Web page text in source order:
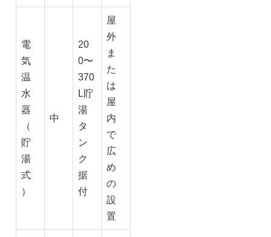
電
気
温
水
器
（
貯
湯
式
）
中
20
0〜
370
L貯
湯
タ
ン
ク
据
付
屋
外
ま
た
は
屋
内
で
広
め
の
設
置